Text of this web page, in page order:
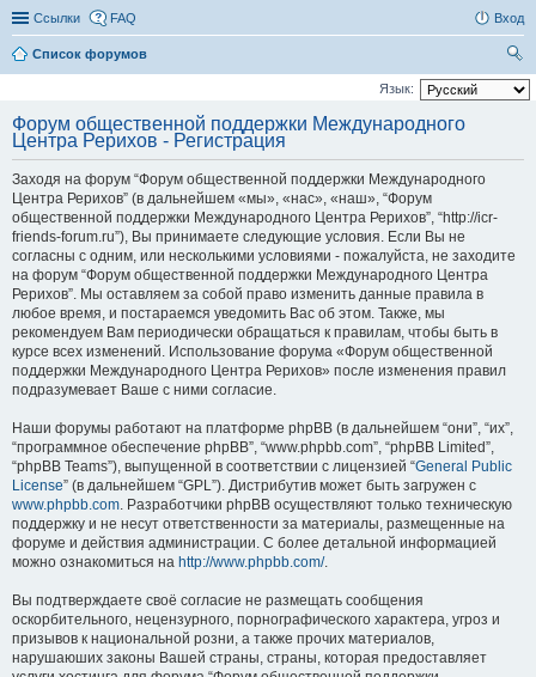
Ссылки FAQ Вход
Список форумов
ои
Язык:
Форум общественной поддержки Международного
Центра Рерихов - Регистрация
Заходя на форум “Форум общественной поддержки Международного
Центра Рерихов” (в дальнейшем «мы», «нас», «наш», “Форум
общественной поддержки Международного Центра Рерихов”, “http://icr-
friends-forum.ru”), Вы принимаете следующие условия. Если Вы не
согласны с одним, или несколькими условиями - пожалуйста, не заходите
на форум “Форум общественной поддержки Международного Центра
Рерихов”. Мы оставляем за собой право изменить данные правила в
любое время, и постараемся уведомить Вас об этом. Также, мы
рекомендуем Вам периодически обращаться к правилам, чтобы быть в
курсе всех изменений. Использование форума «Форум общественной
поддержки Международного Центра Рерихов» после изменения правил
подразумевает Ваше с ними согласие.
Наши форумы работают на платформе phpBB (в дальнейшем “они”, “их”,
“программное обеспечение phpBB”, “www.phpbb.com”, “phpBB Limited”,
“phpBB Teams”), выпущенной в соответствии с лицензией “General Public
License” (в дальнейшем “GPL”). Дистрибутив может быть загружен с
www.phpbb.com. Разработчики phpBB осуществляют только техническую
поддержку и не несут ответственности за материалы, размещенные на
форуме и действия администрации. С более детальной информацией
можно ознакомиться на http://www.phpbb.com/.
Вы подтверждаете своё согласие не размещать сообщения
оскорбительного, нецензурного, порнографического характера, угроз и
призывов к национальной розни, а также прочих материалов,
нарушаюших законы Вашей страны, страны, которая предоставляет